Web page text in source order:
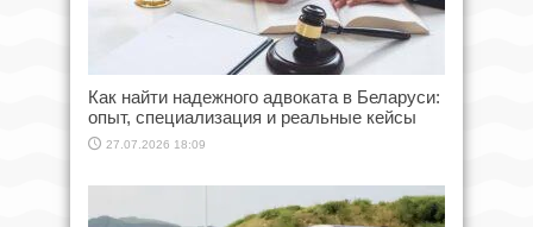
Как найти надежного адвоката в Беларуси:
опыт, специализация и реальные кейсы
27.07.2026 18:09